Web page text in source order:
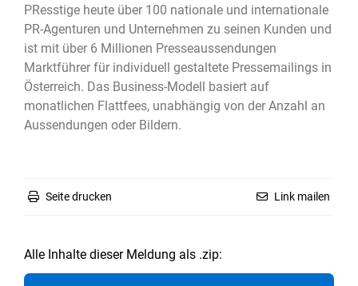
PResstige heute über 100 nationale und internationale
PR-Agenturen und Unternehmen zu seinen Kunden und
ist mit über 6 Millionen Presseaussendungen
Marktführer für individuell gestaltete Pressemailings in
Österreich. Das Business-Modell basiert auf
monatlichen Flattfees, unabhängig von der Anzahl an
Aussendungen oder Bildern.
Seite drucken Link mailen
Alle Inhalte dieser Meldung als .zip: